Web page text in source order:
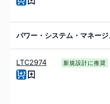
パワー・システム・マネー
LTC2974 新規設計に推奨